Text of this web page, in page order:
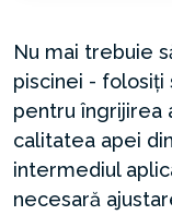
Nu mai trebuie
piscinei - folosiți
pentru îngrijirea
calitatea apei
intermediul
necesară